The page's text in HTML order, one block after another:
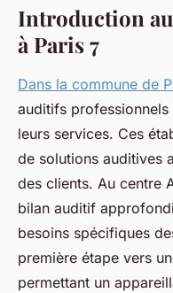
Introduction
à Paris 7
Dans la commune de
auditifs
leurs services. Ces
de solutions auditives
des clients. Au centre
bilan auditif
besoins spécifiques
première étape vers
permettant un